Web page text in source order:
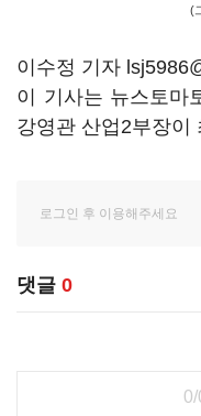
(
이수정 기자
이 기사는 뉴스토마
강영관 산업2부장이
댓글 0
0/